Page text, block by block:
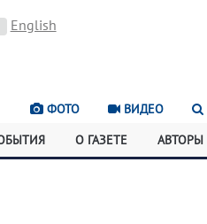
English
ФОТО ВИДЕО
О ГАЗЕТЕ АВТОРЫ